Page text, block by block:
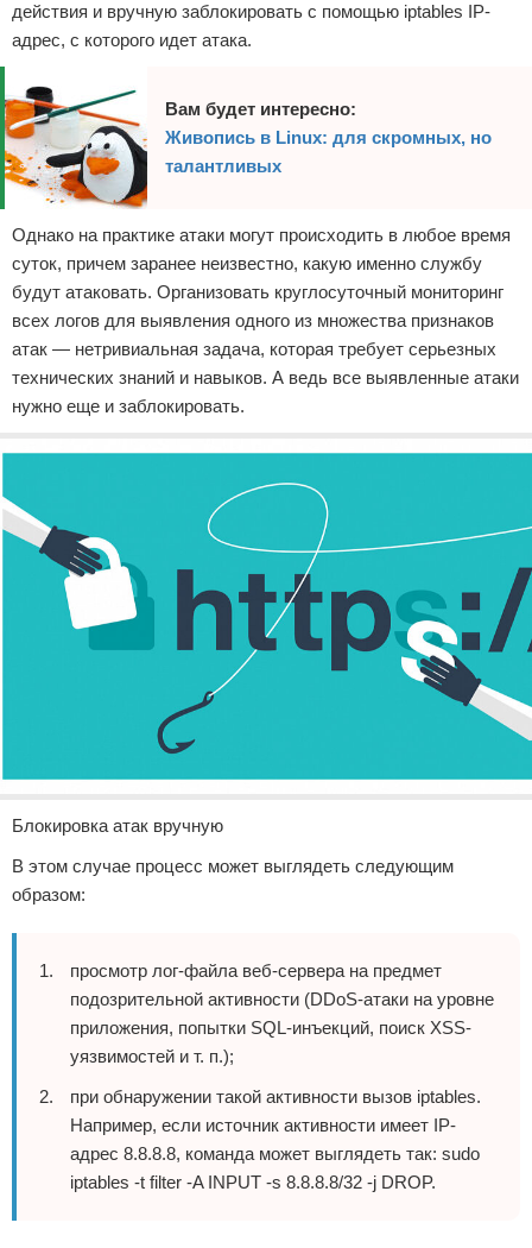
действия и вручную заблокировать с помощью iptables IP-
адрес, с которого идет атака.
Вам будет интересно:
Живопись в Linux: для скромных, но
талантливых
Однако на практике атаки могут происходить в любое время
суток, причем заранее неизвестно, какую именно службу
будут атаковать. Организовать круглосуточный мониторинг
всех логов для выявления одного из множества признаков
атак — нетривиальная задача, которая требует серьезных
технических знаний и навыков. А ведь все выявленные атаки
нужно еще и заблокировать.
Блокировка атак вручную
В этом случае процесс может выглядеть следующим
образом:
просмотр лог-файла веб-сервера на предмет
подозрительной активности (DDoS-атаки на уровне
приложения, попытки SQL-инъекций, поиск XSS-
уязвимостей и т. п.);
при обнаружении такой активности вызов iptables.
Например, если источник активности имеет IP-
адрес 8.8.8.8, команда может выглядеть так: sudo
iptables -t filter -A INPUT -s 8.8.8.8/32 -j DROP.